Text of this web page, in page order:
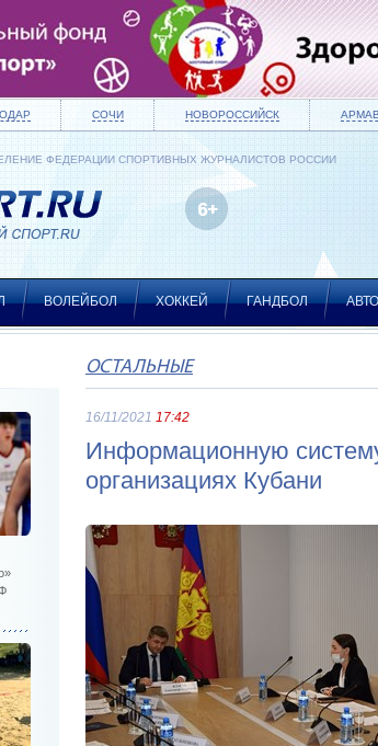
СОЧИ НОВОРОССИЙСК
ФЕДЕРАЦИИ СПОРТИВНЫХ ЖУРНАЛИСТОВ РОССИИ
ВОЛЕЙБОЛ ХОККЕЙ ГАНДБОЛ
ОСТАЛЬНЫЕ
16/11/2021 17:42
Информационную
организациях Кубани